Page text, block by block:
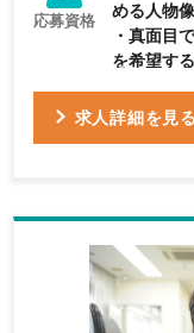
応募資格
める人物
・真面目
を希望す
求人詳細を見る